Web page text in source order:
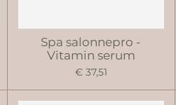
Spa salonnepro -
Vitamin serum
€ 37,51